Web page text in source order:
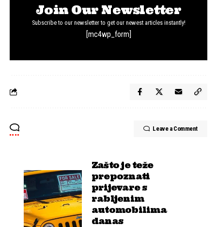
Join Our Newsletter
Subscribe to our newsletter to get our newest articles instantly!
[mc4wp_form]
Leave a Comment
Zašto je teže
prepoznati
prijevare s
rabljenim
automobilima
danas